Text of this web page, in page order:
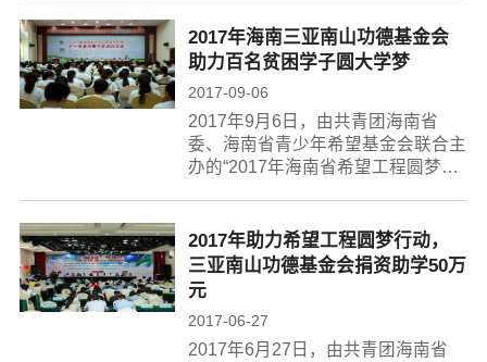
南山功德基金会再次捐款100万元...
2017年海南三亚南山功德基金会
助力百名贫困学子圆大学梦
2017-09-06
2017年9月6日，由共青团海南省
委、海南省青少年希望基金会联合主
办的“2017年海南省希望工程圆梦行
他十余家捐资的企业及单位出席了仪
式活动...
2017年助力希望工程圆梦行动，
三亚南山功德基金会捐资助学50万
元
2017-06-27
2017年6月27日，由共青团海南省